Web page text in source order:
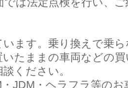
ます。乗り換えで乗
たままの車両などの
ください。
JDM・ヘラフラ等の